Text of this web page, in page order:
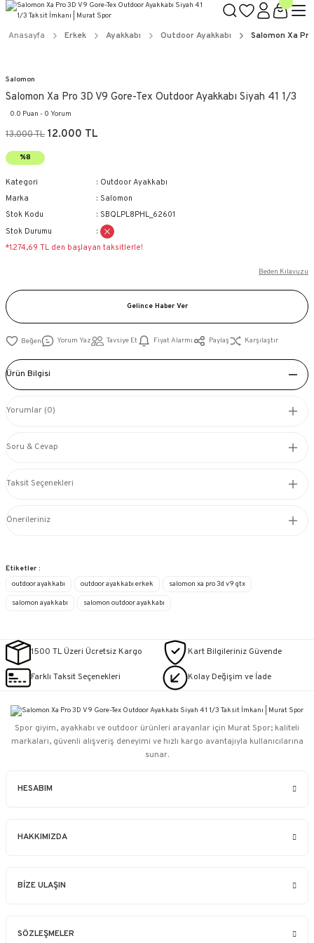
Anasayfa Erkek Ayakkabı Outdoor Ayakkabı Salomon Xa
Salomon
Salomon Xa Pro 3D V9 Gore-Tex Outdoor Ayakkabı Siyah 41 1/3
0.0 Puan - 0 Yorum
13.000 TL 12.000 TL
%8
Kategori
Outdoor Ayakkabı
Marka
Salomon
Stok Kodu
SBQLPL8PHL_62601
Stok Durumu
*1.274,69 TL den başlayan taksitlerle!
Beden Kılavuzu
Gelince Haber Ver
Yorum Yaz Tavsiye Et Fiyat Alarmı Paylaş Karşılaştır
Ürün Bilgisi
Yorumlar (0)
Soru & Cevap
Taksit Seçenekleri
Önerileriniz
Etiketler :
outdoor ayakkabı
outdoor ayakkabı erkek salomon xa pro 3d v9 gtx
salomon ayakkabı salomon outdoor ayakkabı
1500 TL Üzeri Ücretsiz Kargo Kart Bilgileriniz Güvende
Farklı Taksit Seçenekleri Kolay Değişim ve İade
HESABIM
HAKKIMIZDA
BİZE ULAŞIN
SÖZLEŞMELER
Spor giyim, ayakkabı ve outdoor ürünleri arayanlar için Murat Spor; kaliteli
markaları, güvenli alışveriş deneyimi ve hızlı kargo avantajıyla kullanıcılarına
sunar.